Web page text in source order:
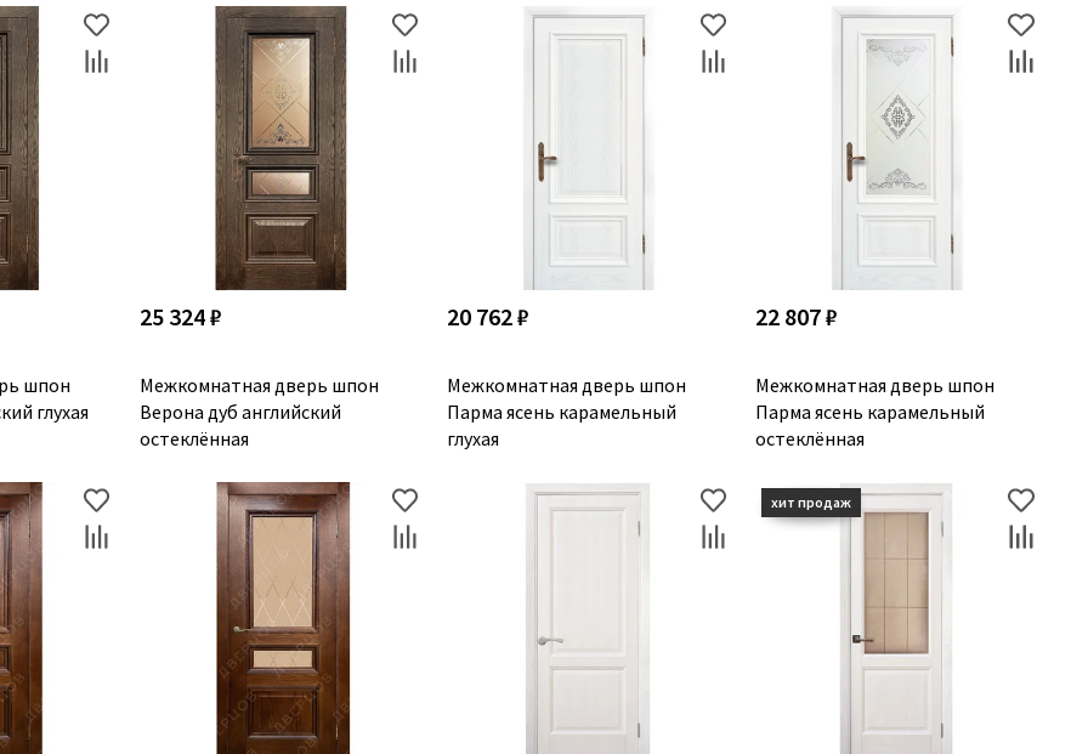
шпон
глухая
25 324 ₽
Межкомнатная дверь шпон
Верона дуб английский
остеклённая
20 762 ₽
Межкомнатная дверь шпон
Парма ясень карамельный
глухая
22 807 ₽
Межкомнатная дверь шпон
Парма ясень карамельный
остеклённая